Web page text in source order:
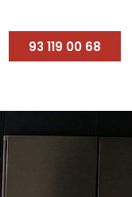
93 119 00 68